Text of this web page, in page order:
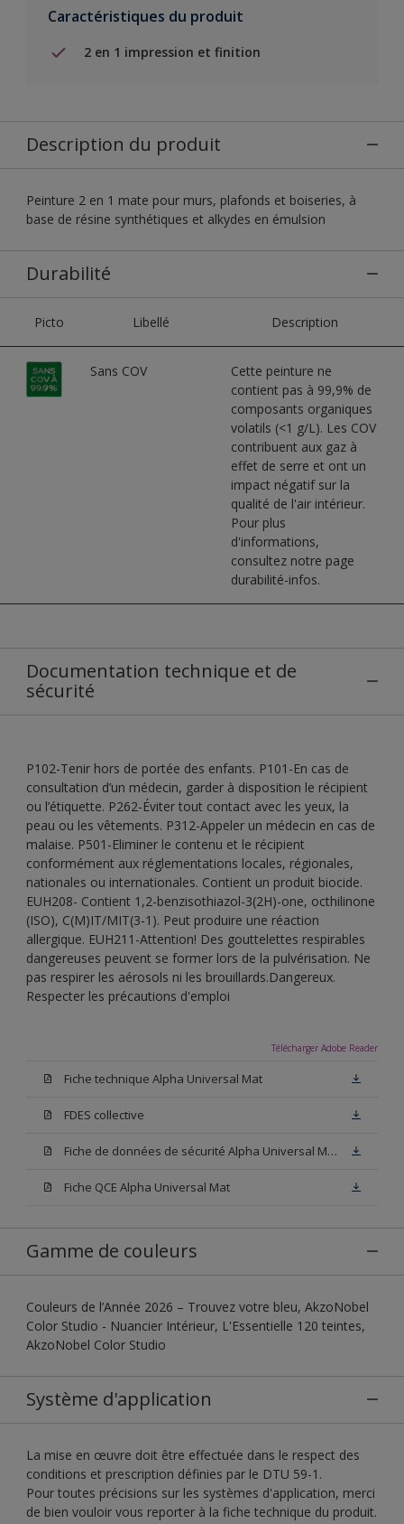
Caractéristiques du produit
2 en 1 impression et finition
Description du produit
Peinture 2 en 1 mate pour murs, plafonds et boiseries, à
base de résine synthétiques et alkydes en émulsion
Durabilité
Picto Libellé Description
Sans COV
Cette peinture ne
contient pas à 99,9% de
composants organiques
volatils (<1 g/L). Les COV
contribuent aux gaz à
effet de serre et ont un
impact négatif sur la
qualité de l'air intérieur.
Pour plus
d'informations,
consultez notre page
durabilité-infos.
Documentation technique et de
sécurité
P102-Tenir hors de portée des enfants. P101-En cas de
consultation d’un médecin, garder à disposition le récipient
ou l’étiquette. P262-Éviter tout contact avec les yeux, la
peau ou les vêtements. P312-Appeler un médecin en cas de
malaise. P501-Eliminer le contenu et le récipient
conformément aux réglementations locales, régionales,
nationales ou internationales. Contient un produit biocide.
EUH208- Contient 1,2-benzisothiazol-3(2H)-one, octhilinone
(ISO), C(M)IT/MIT(3-1). Peut produire une réaction
allergique. EUH211-Attention! Des gouttelettes respirables
dangereuses peuvent se former lors de la pulvérisation. Ne
pas respirer les aérosols ni les brouillards.Dangereux.
Respecter les précautions d'emploi
Télécharger Adobe Reader
Fiche technique Alpha Universal Mat
FDES collective
Fiche de données de sécurité Alpha Universal Mat Base W05
Fiche QCE Alpha Universal Mat
Gamme de couleurs
Couleurs de l’Année 2026 – Trouvez votre bleu, AkzoNobel
Color Studio - Nuancier Intérieur, L'Essentielle 120 teintes,
AkzoNobel Color Studio
Système d'application
La mise en œuvre doit être effectuée dans le respect des
conditions et prescription définies par le DTU 59-1.
Pour toutes précisions sur les systèmes d'application, merci
de bien vouloir vous reporter à la fiche technique du produit.